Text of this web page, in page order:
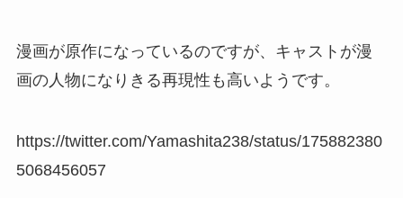
漫画が原作になっているのですが、キャストが漫
画の人物になりきる再現性も高いようです。
https://twitter.com/Yamashita238/status/175882380
5068456057